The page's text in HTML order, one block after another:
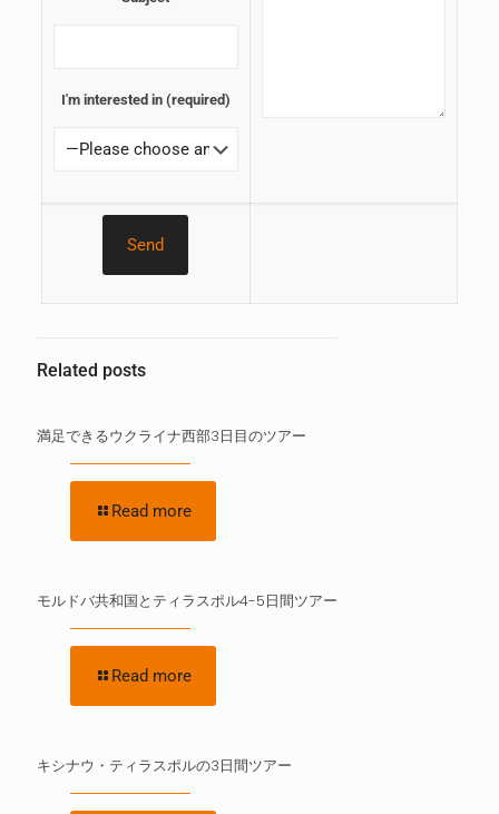
I'm interested in (required)
Related posts
満足できるウクライナ西部3日目のツアー
Read more
モルドバ共和国とティラスポル4-5日間ツアー
Read more
キシナウ・ティラスポルの3日間ツアー